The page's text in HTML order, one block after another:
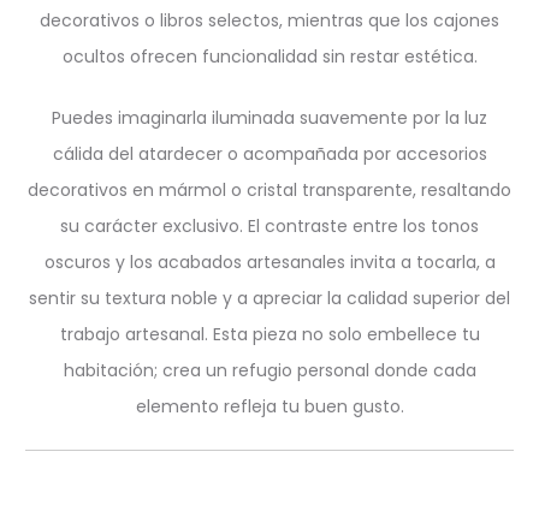
decorativos o libros selectos, mientras que los cajones
ocultos ofrecen funcionalidad sin restar estética.
Puedes imaginarla iluminada suavemente por la luz
cálida del atardecer o acompañada por accesorios
decorativos en mármol o cristal transparente, resaltando
su carácter exclusivo. El contraste entre los tonos
oscuros y los acabados artesanales invita a tocarla, a
sentir su textura noble y a apreciar la calidad superior del
trabajo artesanal. Esta pieza no solo embellece tu
habitación; crea un refugio personal donde cada
elemento refleja tu buen gusto.